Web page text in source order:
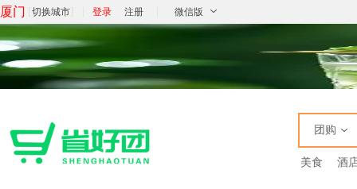
厦门 切换城市 登录 注册 微信版
团购
美食 酒